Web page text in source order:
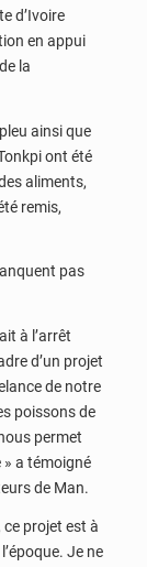
d’Ivoire
en appui
la
ainsi que
ont été
aliments,
remis,
pas
à l’arrêt
d’un projet
de notre
poissons de
permet
» a témoigné
de Man.
ce projet est à
Je ne